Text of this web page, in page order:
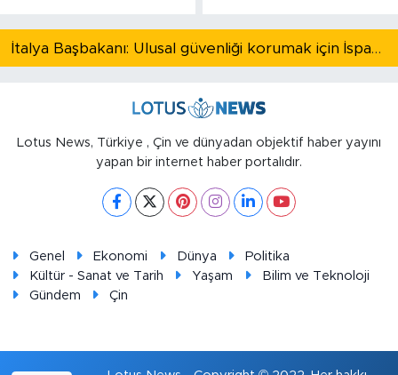
İtalya Başbakanı: Ulusal güvenliği korumak için İspanya ile Schengen kapsamındaki serbest dolaşımı askıya alıyoruz
Lotus News, Türkiye , Çin ve dünyadan objektif haber yayını
yapan bir internet haber portalıdır.
Genel Ekonomi Dünya
Politika
Kültür - Sanat ve Tarih
Yaşam
Bilim ve Teknoloji
Gündem
Çin